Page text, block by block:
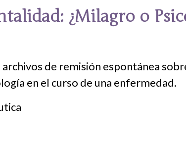
¿Milagro o
de remisión espontánea
en el curso de una enfermedad.